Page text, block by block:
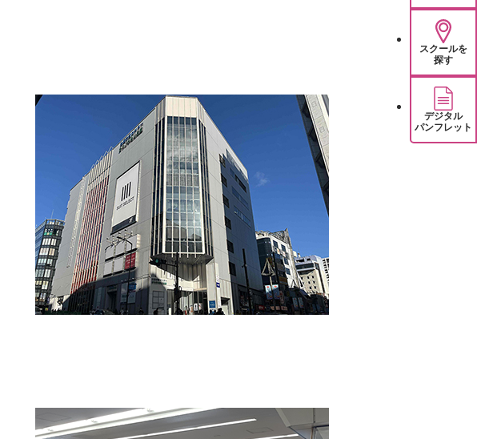
スクールを
探す
デジタル
パンフレット